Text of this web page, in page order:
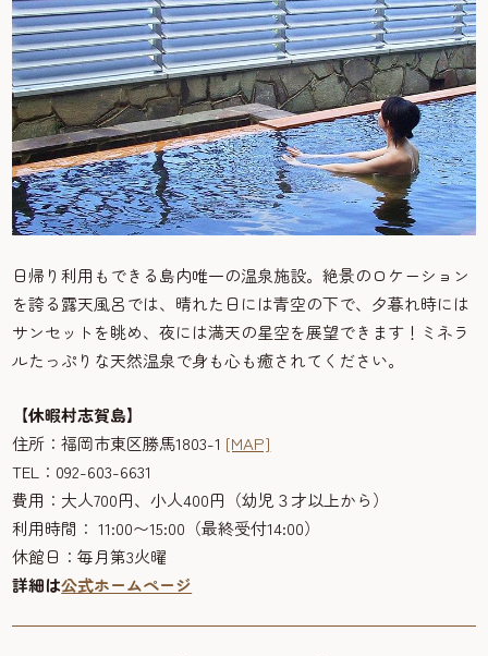
日帰り利用もできる島内唯一の温泉施設。絶景のロケーション
を誇る露天風呂では、晴れた日には青空の下で、夕暮れ時には
サンセットを眺め、夜には満天の星空を展望できます！ミネラ
ルたっぷりな天然温泉で身も心も癒されてください。
【休暇村志賀島】
住所：福岡市東区勝馬1803-1 [MAP]
TEL：092-603-6631
費用：大人700円、小人400円（幼児３才以上から）
利用時間： 11:00〜15:00（最終受付14:00）
休館日：毎月第3火曜
詳細は公式ホームページ